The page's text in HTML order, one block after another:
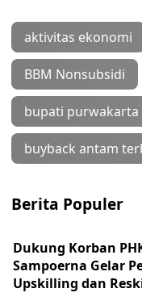
aktivitas ekonomi
BBM Nonsubsidi
bupati purwakarta
buyback antam
Berita Populer
Dukung Korban
Sampoerna Gelar
Upskilling dan